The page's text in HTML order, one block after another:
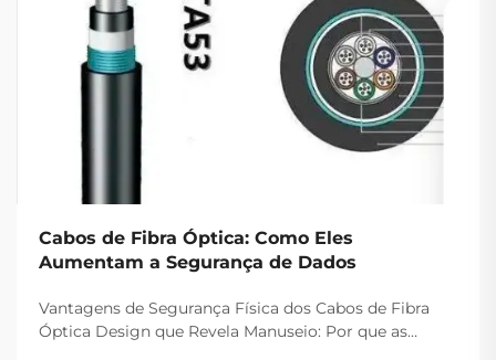
Cabos de Fibra Óptica: Como Eles
Aumentam a Segurança de Dados
Vantagens de Segurança Física dos Cabos de Fibra
Óptica Design que Revela Manuseio: Por que as